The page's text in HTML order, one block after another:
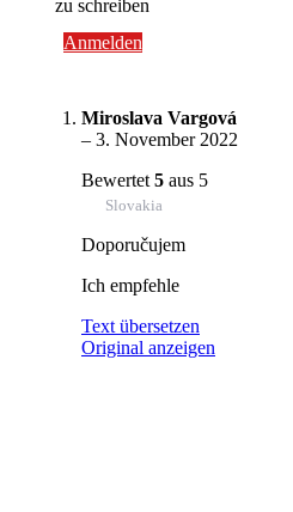
zu schreiben
Anmelden
Miroslava Vargová
– 3. November 2022
Bewertet 5 aus 5
Slovakia
Doporučujem
Ich empfehle
Text übersetzen
Original anzeigen